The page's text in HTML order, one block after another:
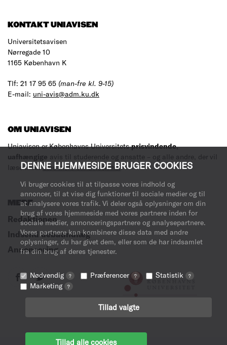
DENNE HJEMMESIDE BRUGER COOKIES
Vi bruger cookies til at tilpasse vores indhold og
annoncer, til at vise dig funktioner til sociale medier og til
at analysere vores trafik. Vi deler også oplysninger om din
brug af vores hjemmeside med vores partnere inden for
sociale medier, annonceringspartnere og analysepartnere.
Vores partnere kan kombinere disse data med andre
oplysninger, du har givet dem, eller som de har indsamlet
fra din brug af deres tjenester.
Nødvendig ? Præferencer ? Statistik ?
Marketing ?
Tillad valgte
Tillad alle cookies
KONTAKT UNIAVISEN
Universitetsavisen
Nørregade 10
1165 København K
Tlf: 21 17 95 65 (man-fre kl. 9-15)
E-mail: uni-avis@adm.ku.dk
OM UNIAVISEN
Uniavisen er Københavns Universitetsprisvindende,
uafhængige avis til studerende og ansatte – og alle andre, der vil
læse med.Læs mere om avisen her.
MERE
Redaktionen
Indsend debatindlæg
Annoncering